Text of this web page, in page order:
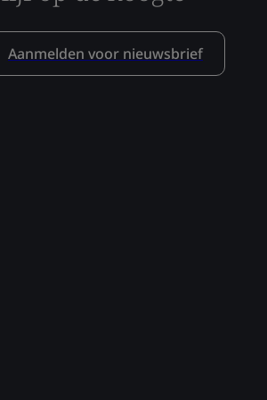
Aanmelden voor nieuwsbrief